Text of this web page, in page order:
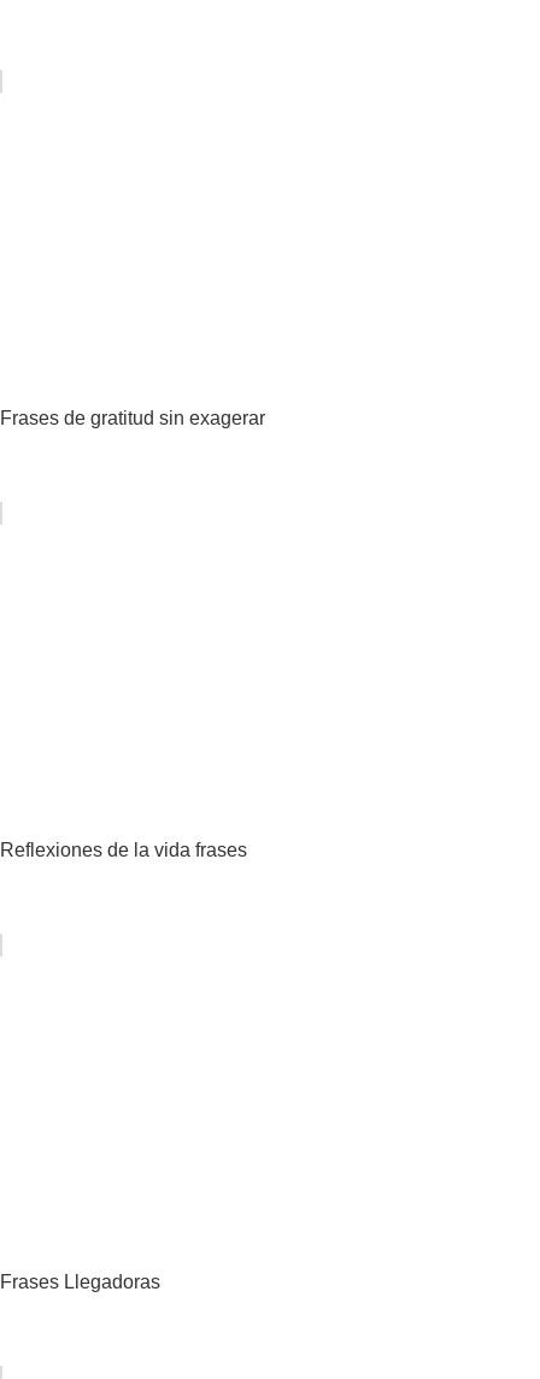
Frases de gratitud sin exagerar
Reflexiones de la vida frases
Frases Llegadoras